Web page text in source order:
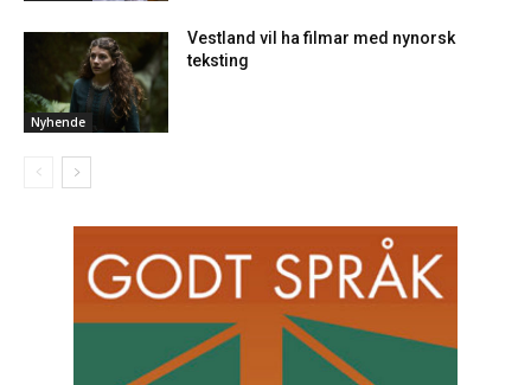
Nyhende
Vestland vil ha filmar med nynorsk
teksting